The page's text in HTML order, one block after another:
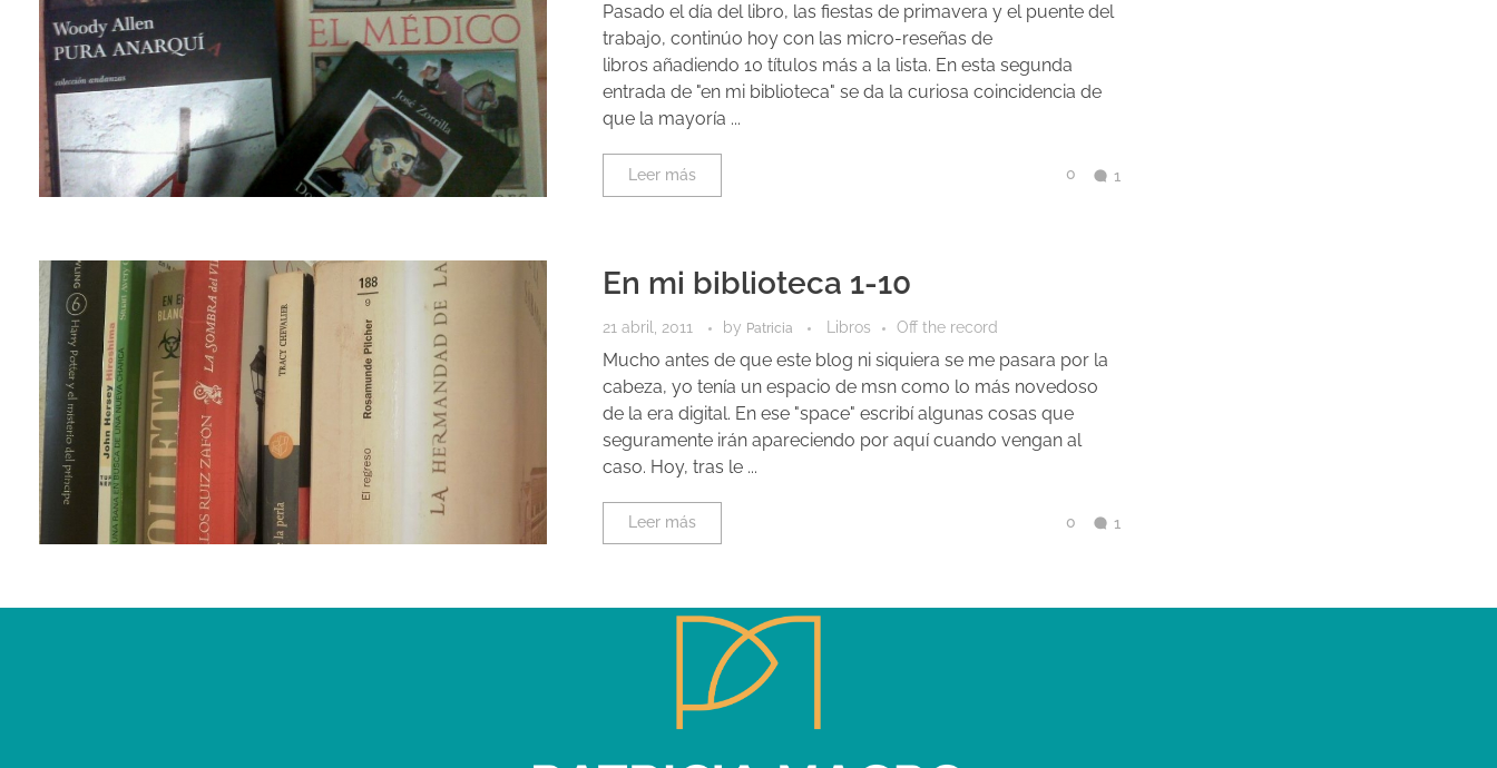
Pasado el día del libro, las fiestas de primavera y el puente del
trabajo, continúo hoy con las micro-reseñas de
libros añadiendo 10 títulos más a la lista. En esta segunda
entrada de "en mi biblioteca" se da la curiosa coincidencia de
que la mayoría ...
Leer más 0 1
En mi biblioteca 1-10
21 abril, 2011 by Patricia Libros Off the record
Mucho antes de que este blog ni siquiera se me pasara por la
cabeza, yo tenía un espacio de msn como lo más novedoso
de la era digital. En ese "space" escribí algunas cosas que
seguramente irán apareciendo por aquí cuando vengan al
caso. Hoy, tras le ...
Leer más 0 1